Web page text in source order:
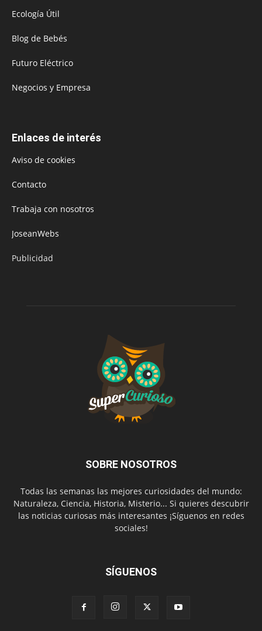
Ecología Útil
Blog de Bebés
Futuro Eléctrico
Negocios y Empresa
Enlaces de interés
Aviso de cookies
Contacto
Trabaja con nosotros
JoseanWebs
Publicidad
SOBRE NOSOTROS
Todas las semanas las mejores curiosidades del mundo:
Naturaleza, Ciencia, Historia, Misterio... Si quieres descubrir
las noticias curiosas más interesantes ¡Síguenos en redes
sociales!
SÍGUENOS